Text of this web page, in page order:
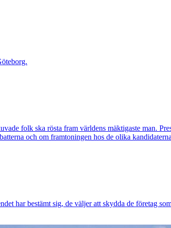
folk ska rösta fram världens mäktigaste man.
och om framtoningen hos de olika
har bestämt sig, de väljer att skydda de företag